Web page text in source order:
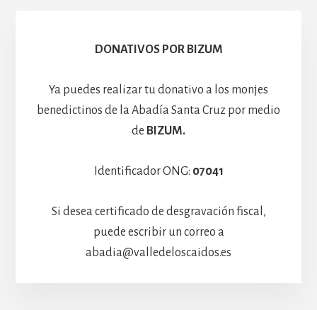
Hospedería
DONATIVOS POR BIZUM
Ya puedes realizar tu donativo a los monjes
benedictinos de la Abadía Santa Cruz por medio
de BIZUM.
Identificador ONG: 07041
Si desea certificado de desgravación fiscal,
puede escribir un correo a
abadia@valledeloscaidos.es